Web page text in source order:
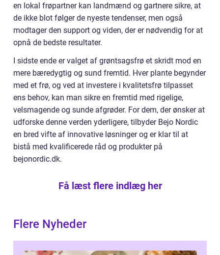
en lokal frøpartner kan landmænd og gartnere sikre, at
de ikke blot følger de nyeste tendenser, men også
modtager den support og viden, der er nødvendig for at
opnå de bedste resultater.
I sidste ende er valget af grøntsagsfrø et skridt mod en
mere bæredygtig og sund fremtid. Hver plante begynder
med et frø, og ved at investere i kvalitetsfrø tilpasset
ens behov, kan man sikre en fremtid med rigelige,
velsmagende og sunde afgrøder. For dem, der ønsker at
udforske denne verden yderligere, tilbyder Bejo Nordic
en bred vifte af innovative løsninger og er klar til at
bistå med kvalificerede råd og produkter på
bejonordic.dk.
Få læst flere indlæg her
Flere Nyheder